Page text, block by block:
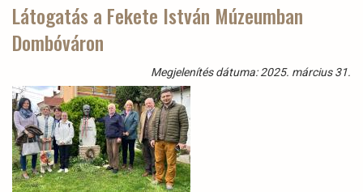
Látogatás a Fekete István Múzeumban
Dombóváron
Megjelenítés dátuma: 2025. március 31.